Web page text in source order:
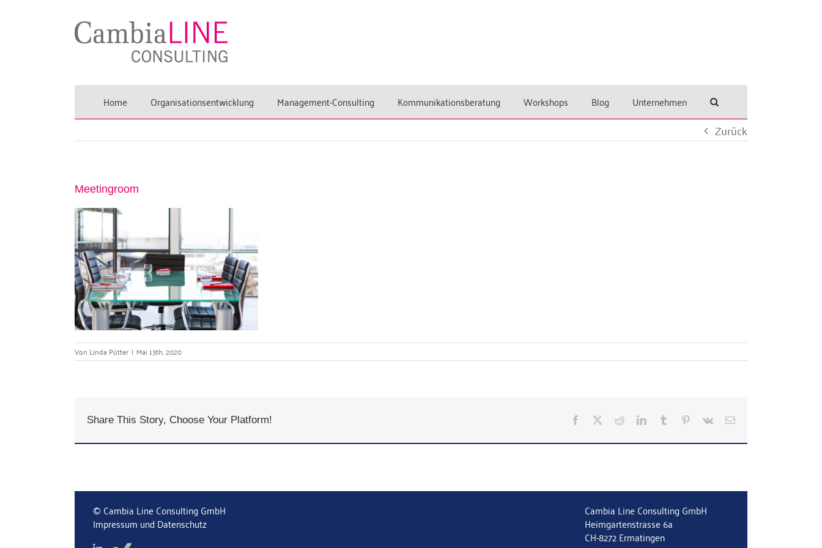
Home Organisationsentwicklung Management-Consulting Kommunikationsberatung Workshops Blog Unternehmen
Zurück
Meetingroom
Von Linda Pütter | Mai 13th, 2020
Share This Story, Choose Your Platform! Facebook RedditLinkedInTumblr Pinterest
Vk
E-
© Cambia Line Consulting GmbH
Impressum und Datenschutz
Cambia Line Consulting GmbH
Heimgartenstrasse 6a
CH-8272 Ermatingen